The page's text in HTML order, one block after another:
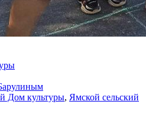
Дом культуры, Ямской сельский